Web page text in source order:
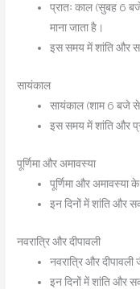
प्रातः काल (सुबह 6
माना जाता है।
इस समय में शांति और
सायंकाल
सायंकाल (शाम 6 बजे
इस समय में शांति और
पूर्णिमा और अमावस्या
पूर्णिमा और अमावस्या
इन दिनों में शांति और
नवरात्रि और दीपावली
नवरात्रि और दीपावली
इन दिनों में शांति और